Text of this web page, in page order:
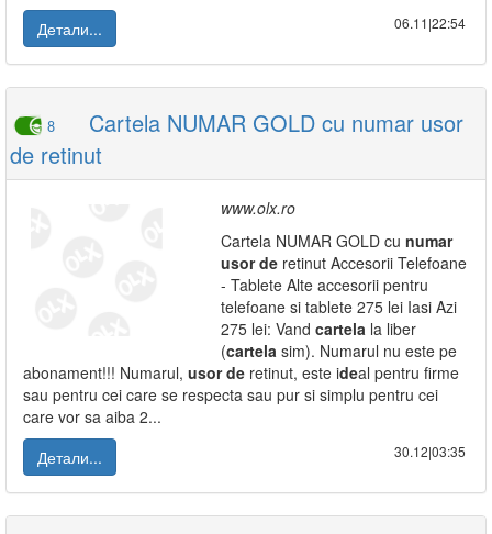
Детали...
06.11|22:54
8
Cartela NUMAR GOLD cu numar usor
de retinut
www.olx.ro
Cartela NUMAR GOLD cu numar
usor de retinut Accesorii Telefoane
- Tablete Alte accesorii pentru
telefoane si tablete 275 lei Iasi Azi
275 lei: Vand cartela la liber
(cartela sim). Numarul nu este pe
abonament!!! Numarul, usor de retinut, este ideal pentru firme
sau pentru cei care se respecta sau pur si simplu pentru cei
care vor sa aiba 2...
Детали...
30.12|03:35